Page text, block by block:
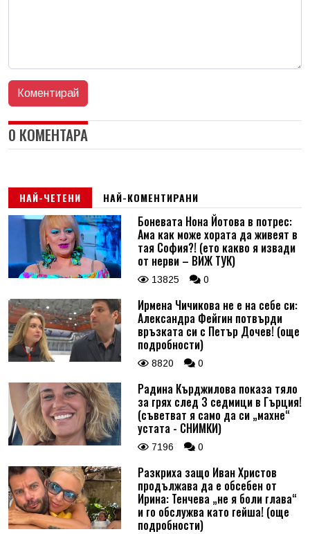
0 КОМЕНТАРА
НАЙ-ЧЕТЕНИ НАЙ-КОМЕНТИРАНИ
Боневата Нона Йотова в потрес:
Ама как може хората да живеят в
тая София?! (ето какво я извади
от нерви – ВИЖ ТУК)
13825 0
Ирмена Чичикова не е на себе си:
Александра Фейгин потвърди
връзката си с Петър Дочев! (още
подробности)
8820 0
Радина Кърджилова показа тяло
за грях след 3 седмици в Гърция!
(съветват я само да си „махне“
устата - СНИМКИ)
7196 0
Разкриха защо Иван Христов
продължава да е обсебен от
Ирина: Тенчева „не я боли глава“
и го обслужва като гейша! (още
подробности)